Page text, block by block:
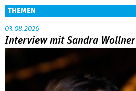
THEMEN
03.08.2026
Interview mit Sandra Wollner